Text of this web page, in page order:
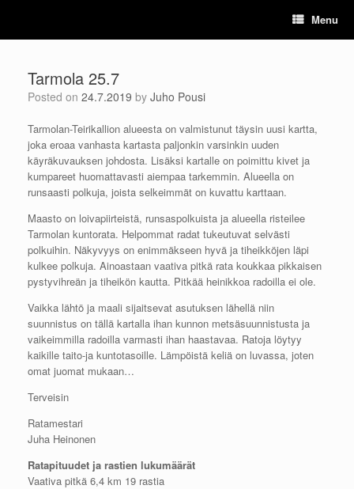
content
Menu
Tarmola 25.7
Posted on 24.7.2019 by Juho Pousi
Tarmolan-Teirikallion alueesta on valmistunut täysin uusi kartta,
joka eroaa vanhasta kartasta paljonkin varsinkin uuden
käyräkuvauksen johdosta. Lisäksi kartalle on poimittu kivet ja
kumpareet huomattavasti aiempaa tarkemmin. Alueella on
runsaasti polkuja, joista selkeimmät on kuvattu karttaan.
Maasto on loivapiirteistä, runsaspolkuista ja alueella risteilee
Tarmolan kuntorata. Helpommat radat tukeutuvat selvästi
polkuihin. Näkyvyys on enimmäkseen hyvä ja tiheikköjen läpi
kulkee polkuja. Ainoastaan vaativa pitkä rata koukkaa pikkaisen
pystyvihreän ja tiheikön kautta. Pitkää heinikkoa radoilla ei ole.
Vaikka lähtö ja maali sijaitsevat asutuksen lähellä niin
suunnistus on tällä kartalla ihan kunnon metsäsuunnistusta ja
vaikeimmilla radoilla varmasti ihan haastavaa. Ratoja löytyy
kaikille taito-ja kuntotasoille. Lämpöistä keliä on luvassa, joten
omat juomat mukaan…
Terveisin
Ratamestari
Juha Heinonen
Ratapituudet ja rastien lukumäärät
Vaativa pitkä 6,4 km 19 rastia